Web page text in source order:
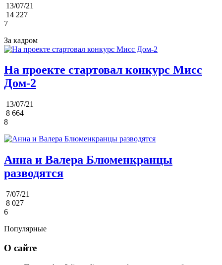
13/07/21
14 227
7
За кадром
На проекте стартовал конкурс Мисс
Дом-2
13/07/21
8 664
8
Анна и Валера Блюменкранцы
разводятся
7/07/21
8 027
6
Популярные
О сайте